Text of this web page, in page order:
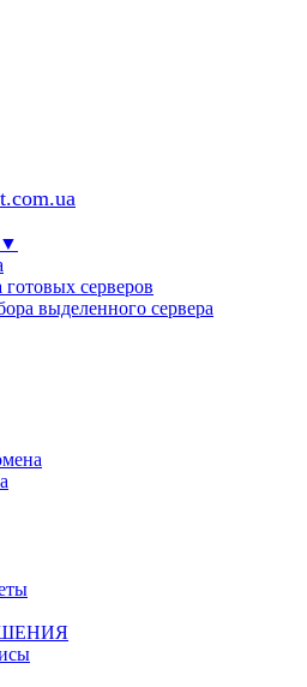
▼
готовых серверов
выделенного сервера